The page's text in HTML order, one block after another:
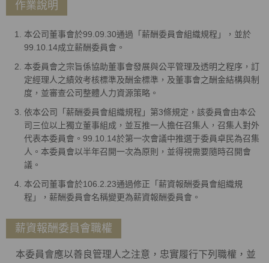
作業說明
本公司董事會於99.09.30通過「薪酬委員會組織規程」，並於
99.10.14成立薪酬委員會。
本委員會之宗旨係協助董事會發展與公平管理及透明之程序，訂
定經理人之績效考核標準及酬金標準，及董事會之酬金結構與制
度，並審查公司整體人力資源策略。
依本公司「薪酬委員會組織規程」第3條規定，該委員會由本公
司三位以上獨立董事組成，並互推一人擔任召集人，召集人對外
代表本委員會。99.10.14於第一次會議中推選于委員卓民為召集
人。本委員會以半年召開一次為原則，並得視需要隨時召開會
議。
本公司董事會於106.2.23通過修正「薪資報酬委員會組織規
程」，薪酬委員會名稱變更為薪資報酬委員會。
薪資報酬委員會職權
本委員會應以善良管理人之注意，忠實履行下列職權，並